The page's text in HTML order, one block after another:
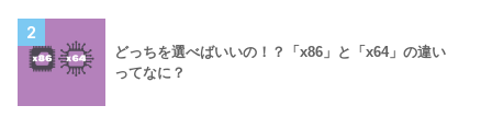
2
どっちを選べばいいの！？「x86」と「x64」の違い
ってなに？